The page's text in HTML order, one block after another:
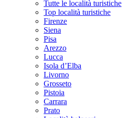
Tutte le località turistiche
Top località turistiche
Firenze
Siena
Pisa
Arezzo
Lucca
Isola d’Elba
Livorno
Grosseto
Pistoia
Carrara
Prato